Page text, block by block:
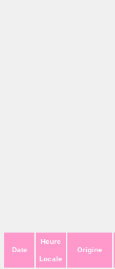
Date
Heure
Locale
Origine